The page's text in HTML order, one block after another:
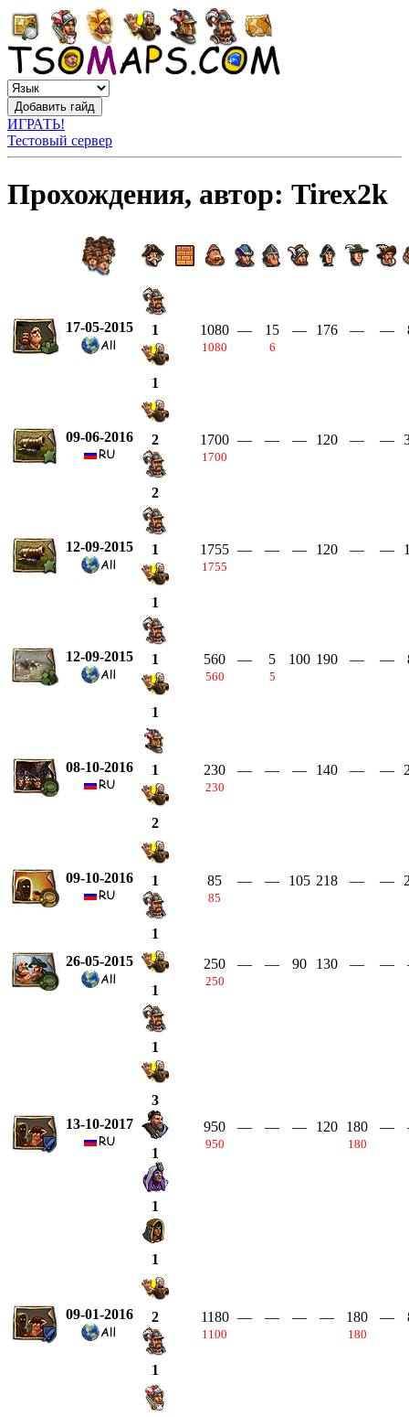
ИГРАТЬ!
Тестовый сервер
Прохождения, автор: Tirex2k
17-05-2015 1
1
1080
1080
— 15
6
— 176 — —
09-06-2016 2
2
1700
1700
— — — 120 — —
12-09-2015 1
1
1755
1755
— — — 120 — —
12-09-2015 1
1
560
560
— 5
5
100 190 — —
08-10-2016 1
2
230
230
— — — 140 — —
09-10-2016 1
1
85
85
— — 105 218 — —
26-05-2015
1
250
250
— — 90 130 — —
13-10-2017
1
3
1
1
1
950
950
— — — 120 180
180
—
09-01-2016 2
1
1180
1100
— — — — 180
180
—